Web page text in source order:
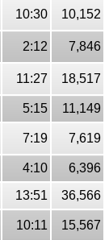
10:30
10,152
2:12
7,846
11:27 18,517
5:15
11,149
7:19 7,619
4:10
6,396
13:51
36,566
10:11
15,567